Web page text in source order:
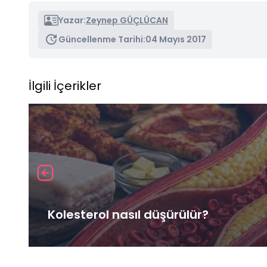
Yazar:Zeynep GÜÇLÜCAN
Güncellenme Tarihi:04 Mayıs 2017
İlgili İçerikler
Kolesterol nasıl düşürülür?